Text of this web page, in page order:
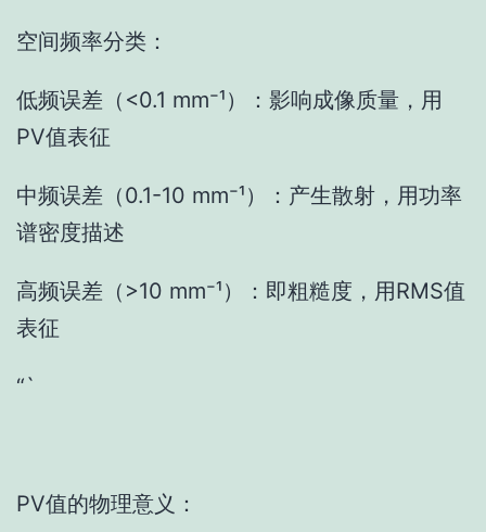
空间频率分类：
低频误差（<0.1 mm⁻¹）：影响成像质量，用
PV值表征
中频误差（0.1-10 mm⁻¹）：产生散射，用功率
谱密度描述
高频误差（>10 mm⁻¹）：即粗糙度，用RMS值
表征
“`
PV值的物理意义：